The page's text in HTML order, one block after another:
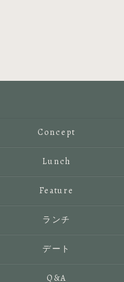
Concept
Lunch
Feature
ランチ
デート
Q&A